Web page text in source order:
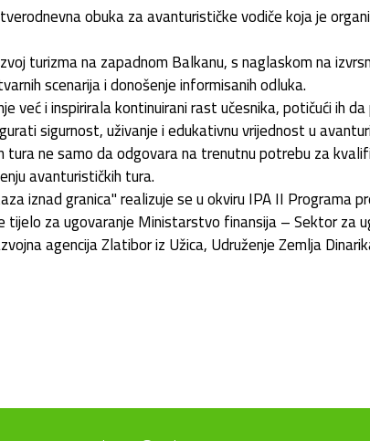
obuka za avanturističke vodiče koja je
turizma na zapadnom Balkanu, s naglaskom na
scenarija i donošenje informisanih odluka.
već i inspirirala kontinuirani rast učesnika, potičući ih
sigurnost, uživanje i edukativnu vrijednost u
ne samo da odgovara na trenutnu potrebu za
avanturističkih tura.
iznad granica" realizuje se u okviru IPA II
tijelo za ugovaranje Ministarstvo finansija – Sektor za
agencija Zlatibor iz Užica, Udruženje Zemlja